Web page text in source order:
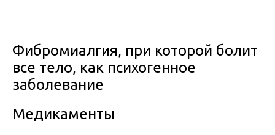
Фибромиалгия, при которой болит
все тело, как психогенное
заболевание
Медикаменты